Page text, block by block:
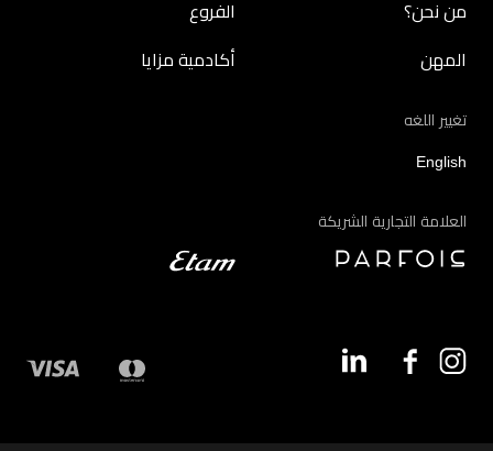
من نحن؟ الفروع
المهن أكادمية مزايا
تغيير اللغه
English
العلامة التجارية الشريكة